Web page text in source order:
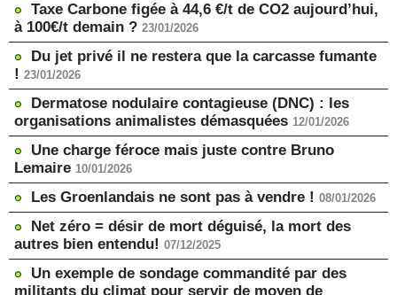
Taxe Carbone figée à 44,6 €/t de CO2 aujourd’hui,
à 100€/t demain ? 23/01/2026
Du jet privé il ne restera que la carcasse fumante
! 23/01/2026
Dermatose nodulaire contagieuse (DNC) : les
organisations animalistes démasquées 12/01/2026
Une charge féroce mais juste contre Bruno
Lemaire 10/01/2026
Les Groenlandais ne sont pas à vendre ! 08/01/2026
Net zéro = désir de mort déguisé, la mort des
autres bien entendu! 07/12/2025
Un exemple de sondage commandité par des
militants du climat pour servir de moyen de